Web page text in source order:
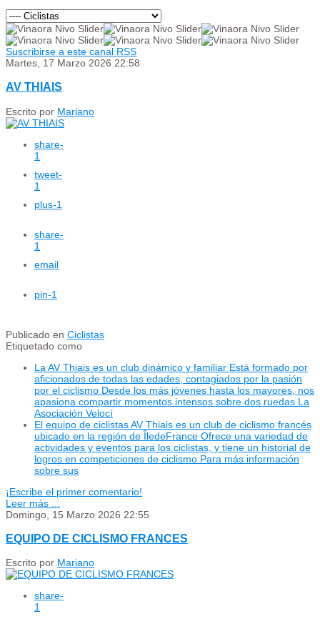
Suscribirse a este canal RSS
Martes, 17 Marzo 2026 22:58
AV THIAIS
Escrito por Mariano
share-
1
tweet-
1
plus-1
share-
1
email
pin-1
Publicado en Ciclistas
Etiquetado como
La AV Thiais es un club dinámico y familiar Está formado por
aficionados de todas las edades, contagiados por la pasión
por el ciclismo Desde los más jóvenes hasta los mayores, nos
apasiona compartir momentos intensos sobre dos ruedas La
Asociación Velocí
El equipo de ciclistas AV Thiais es un club de ciclismo francés
ubicado en la región de ÎledeFrance Ofrece una variedad de
actividades y eventos para los ciclistas, y tiene un historial de
logros en competiciones de ciclismo Para más información
sobre sus
¡Escribe el primer comentario!
Leer más ...
Domingo, 15 Marzo 2026 22:55
EQUIPO DE CICLISMO FRANCES
Escrito por Mariano
share-
1